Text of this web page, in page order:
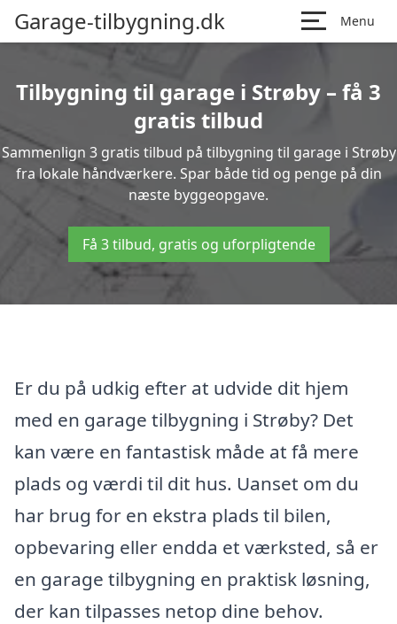
Garage-tilbygning.dk Menu
Tilbygning til garage i Strøby – få 3
gratis tilbud
Sammenlign 3 gratis tilbud på tilbygning til garage i Strøby
fra lokale håndværkere. Spar både tid og penge på din
næste byggeopgave.
Få 3 tilbud, gratis og uforpligtende
Er du på udkig efter at udvide dit hjem
med en garage tilbygning i Strøby? Det
kan være en fantastisk måde at få mere
plads og værdi til dit hus. Uanset om du
har brug for en ekstra plads til bilen,
opbevaring eller endda et værksted, så er
en garage tilbygning en praktisk løsning,
der kan tilpasses netop dine behov.